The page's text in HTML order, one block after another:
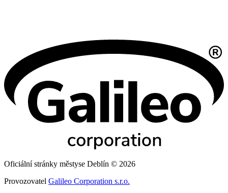
Oficiální stránky městyse Deblín © 2026
Provozovatel Galileo Corporation s.r.o.